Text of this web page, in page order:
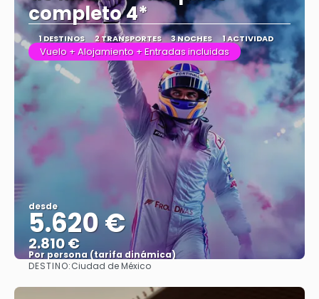
completo 4*
1 DESTINOS 2 TRANSPORTES 3 NOCHES 1 ACTIVIDAD
Vuelo + Alojamiento + Entradas incluidas
desde
5.620 €
2.810 €
Por persona (tarifa dinámica)
Ver más
DESTINO:Ciudad de México